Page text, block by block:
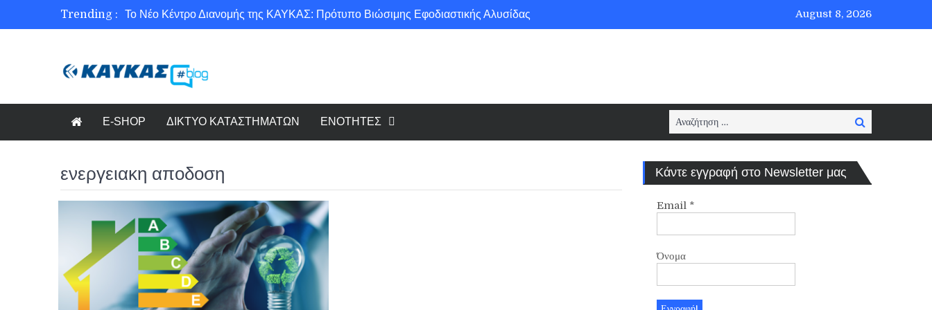
Trending :
Το Νέο Κέντρο Διανομής της ΚΑΥΚΑΣ: Πρότυπο Βιώσιμης Εφοδιαστικής Αλυσίδας
Ασφάλεια στο Διαδίκτυο για όλους!
August 8, 2026
E-SHOP ΔΙΚΤΥΟ ΚΑΤΑΣΤΗΜΑΤΩΝ ΕΝΟΤΗΤΕΣ
Search
for:
Search
ενεργειακη αποδοση Κάντε εγγραφή στο Newsletter μας
Email *
Όνομα